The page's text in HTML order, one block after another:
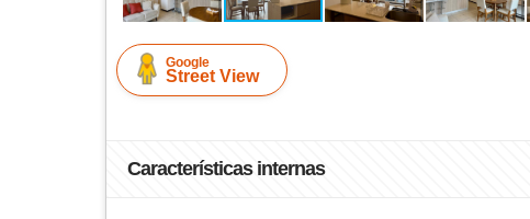
Google
Street View
Características internas